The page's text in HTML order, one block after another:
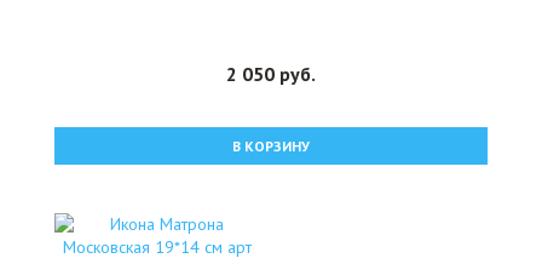
2 050 руб.
В КОРЗИНУ